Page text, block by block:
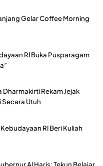
Gelar Coffee Morning
RI Buka Pusparagam
Rekam Jejak
Secara Utuh
RI Beri Kuliah
Al Haris: Tekun Belajar